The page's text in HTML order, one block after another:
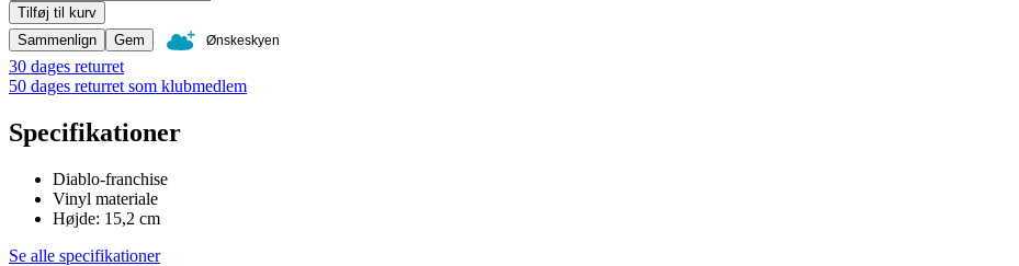
Tilføj til kurv
Sammenlign
Gem Ønskeskyen
30 dages returret
50 dages returret som klubmedlem
Specifikationer
Diablo-franchise
Vinyl materiale
Højde: 15,2 cm
Se alle specifikationer